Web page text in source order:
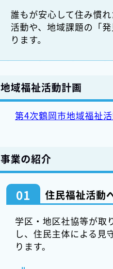
誰もが安心して住み慣
活動や、地域課題の「
ります。
地域福祉活動計画
第4次鶴岡市地域福祉
事業の紹介
01 住民福祉活動
学区・地区社協等が取
し、住民主体による見
ります。